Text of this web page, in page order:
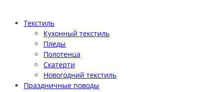
Текстиль
Кухонный текстиль
Пледы
Полотенца
Скатерти
Новогодний текстиль
Праздничные поводы